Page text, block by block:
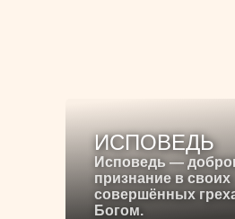
ИСПОВЕДЬ
Исповедь —
признание в своих
совершённых
Богом.